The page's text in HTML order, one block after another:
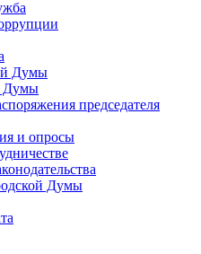
Думы
Думы
председателя
и опросы
Думы